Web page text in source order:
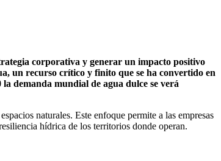
corporativa y generar un impacto positivo
un recurso crítico y finito que se ha convertido en
demanda mundial de agua dulce se verá
naturales. Este enfoque permite a las empresas
hídrica de los territorios donde operan.